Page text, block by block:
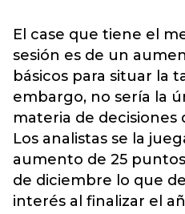
El case que tiene el
sesión es de un
básicos para situar la
embargo, no sería la
materia de
Los analistas se la
aumento de 25
de diciembre lo que
interés al finalizar el